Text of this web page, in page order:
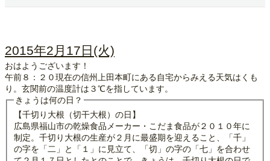
2015年2月17日(火)
おはようございます！
午前８：２０現在の信州上田本町にある自宅からみえる天気はくも
り。玄関前の温度計は３℃を指しています。
きょうは何の日？
【千切り大根（切干大根）の日】
広島県福山市の乾燥食品メーカー・こだま食品が２０１０年に
制定。千切り大根の生産が２月に最盛期を迎えること、「千」
の字を「二」と「１」に見立て、「切」の字の「七」を合わせ